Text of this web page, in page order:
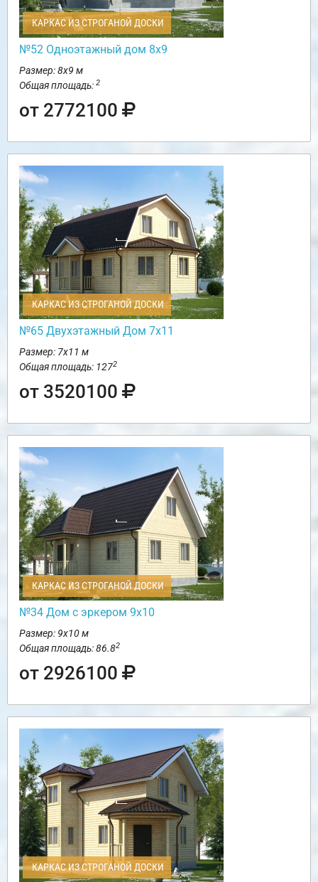
КАРКАС ИЗ СТРОГАНОЙ ДОСКИ
№52 Одноэтажный дом 8х9
Размер: 8х9 м
Общая площадь: 2
от 2772100
КАРКАС ИЗ СТРОГАНОЙ ДОСКИ
№65 Двухэтажный Дом 7х11
Размер: 7х11 м
Общая площадь: 1272
от 3520100
КАРКАС ИЗ СТРОГАНОЙ ДОСКИ
№34 Дом с эркером 9х10
Размер: 9х10 м
Общая площадь: 86.82
от 2926100
КАРКАС ИЗ СТРОГАНОЙ ДОСКИ